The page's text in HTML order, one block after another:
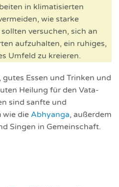
in klimatisierten
wie starke
versuchen, sich an
aufzuhalten, ein ruhiges,
Umfeld zu kreieren.
Essen und Trinken und
Heilung für den Vata-
sind sanfte und
wie die Abhyanga, außerdem
Singen in Gemeinschaft.